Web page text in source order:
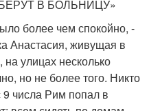
В БОЛЬНИЦУ»
более чем спокойно, -
Анастасия, живущая в
улицах несколько
но не более того. Никто
числа Рим попал в